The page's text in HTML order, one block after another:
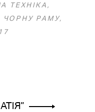
ТЕХНІКА,
РАМУ,